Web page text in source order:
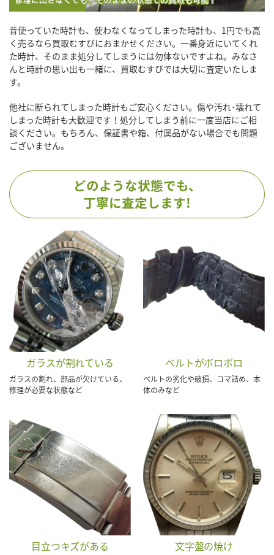
昔使っていた時計も、使わなくなってしまった時計も、1円でも高
く売るなら買取むすびにおまかせください。一番身近にいてくれ
た時計、そのまま処分してしまうには勿体ないですよね。みなさ
んと時計の思い出も一緒に、買取むすびでは大切に査定いたしま
す。
他社に断られてしまった時計もご安心ください。傷や汚れ･壊れて
しまった時計も大歓迎です！処分してしまう前に一度当店にご相
談ください。もちろん、保証書や箱、付属品がない場合でも問題
ございません。
どのような状態でも、
丁寧に査定します!
ガラスが割れている
ガラスの割れ、部品が欠けている、
修理が必要な状態など
ベルトがボロボロ
ベルトの劣化や破損、コマ詰め、本
体のみなど
目立つキズがある 文字盤の焼け